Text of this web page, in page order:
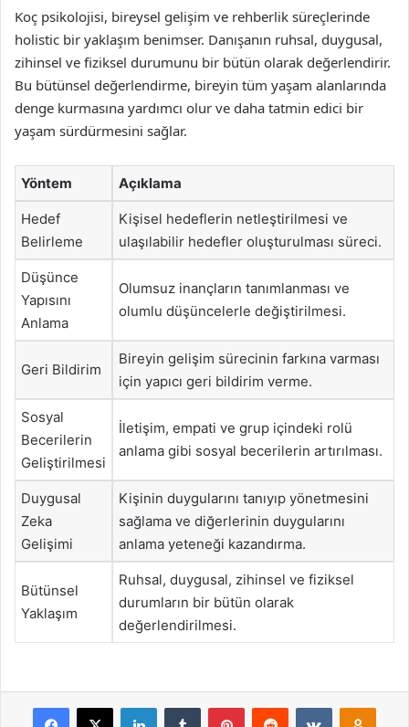
Koç psikolojisi, bireysel gelişim ve rehberlik süreçlerinde
holistic bir yaklaşım benimser. Danışanın ruhsal, duygusal,
zihinsel ve fiziksel durumunu bir bütün olarak değerlendirir.
Bu bütünsel değerlendirme, bireyin tüm yaşam alanlarında
denge kurmasına yardımcı olur ve daha tatmin edici bir
yaşam sürdürmesini sağlar.
Yöntem Açıklama
Hedef
Belirleme
Kişisel hedeflerin netleştirilmesi ve
ulaşılabilir hedefler oluşturulması süreci.
Düşünce
Yapısını
Anlama
Olumsuz inançların tanımlanması ve
olumlu düşüncelerle değiştirilmesi.
Geri Bildirim
Bireyin gelişim sürecinin farkına varması
için yapıcı geri bildirim verme.
Sosyal
Becerilerin
Geliştirilmesi
İletişim, empati ve grup içindeki rolü
anlama gibi sosyal becerilerin artırılması.
Duygusal
Zeka
Gelişimi
Kişinin duygularını tanıyıp yönetmesini
sağlama ve diğerlerinin duygularını
anlama yeteneği kazandırma.
Bütünsel
Yaklaşım
Ruhsal, duygusal, zihinsel ve fiziksel
durumların bir bütün olarak
değerlendirilmesi.
Facebook
X LinkedInTumblr PinterestReddit VKontakte